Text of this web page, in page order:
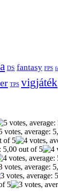
DS fantasy FPS
TPS vigjáték